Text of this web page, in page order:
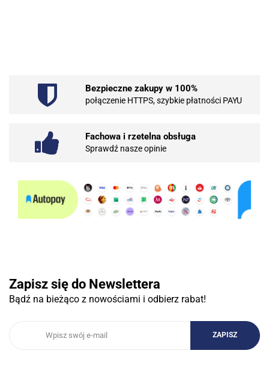
101 INC
Bezpieczne zakupy w 100%
połączenie HTTPS, szybkie płatności PAYU
Fachowa i rzetelna obsługa
Sprawdź nasze opinie
Zapisz się do Newslettera
Bądź na bieżąco z nowościami i odbierz rabat!